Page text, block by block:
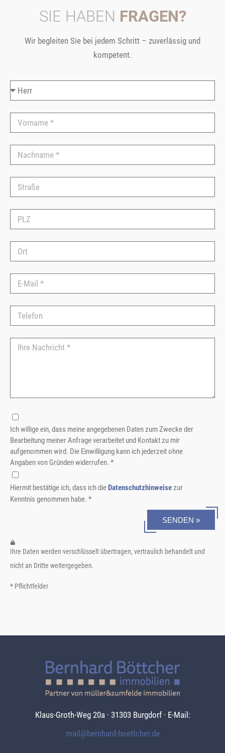
Klaus-Groth-Weg 20a · 31303 Burgdorf · E-Mail:
mail@bernhard-boettcher.de
SIE HABEN FRAGEN?
Wir begleiten Sie bei jedem Schritt – zuverlässig und
kompetent.
Ich willige ein, dass meine angegebenen Daten zum Zwecke der
Bearbeitung meiner Anfrage verarbeitet und Kontakt zu mir
aufgenommen wird. Die Einwilligung kann ich jederzeit ohne
Angaben von Gründen widerrufen. *
Hiermit bestätige ich, dass ich die Datenschutzhinweisezur
Kenntnis genommen habe. *
SENDEN »
Ihre Daten werden verschlüsselt übertragen, vertraulich behandelt und
nicht an Dritte weitergegeben.
* Pflichtfelder